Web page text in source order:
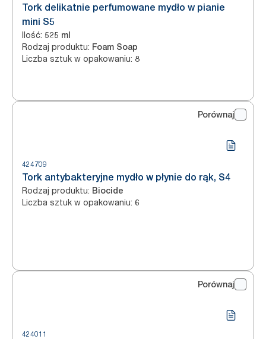
Tork delikatnie perfumowane mydło w pianie
mini S5
Ilość: 525 ml
Rodzaj produktu: Foam Soap
Liczba sztuk w opakowaniu: 8
Porównaj
424709
Tork antybakteryjne mydło w płynie do rąk, S4
Rodzaj produktu: Biocide
Liczba sztuk w opakowaniu: 6
Porównaj
424011